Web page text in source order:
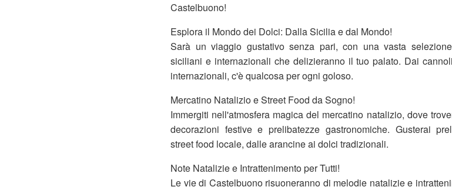
Castelbuono!
Esplora il Mondo dei Dolci: Dalla Sicilia e dal Mondo!
Sarà un viaggio gustativo senza pari, con una vasta
siciliani e internazionali che delizieranno il tuo palato. Dai
internazionali, c'è qualcosa per ogni goloso.
Mercatino Natalizio e Street Food da Sogno!
Immergiti nell'atmosfera magica del mercatino natalizio, dove
decorazioni festive e prelibatezze gastronomiche. Gusterai
street food locale, dalle arancine ai dolci tradizionali.
Note Natalizie e Intrattenimento per Tutti!
Le vie di Castelbuono risuoneranno di melodie natalizie e